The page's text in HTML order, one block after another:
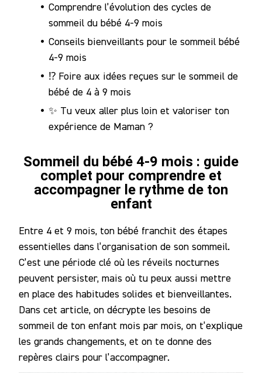
Comprendre l’évolution des cycles de
sommeil du bébé 4-9 mois
Conseils bienveillants pour le sommeil bébé
4-9 mois
⁉️ Foire aux idées reçues sur le sommeil de
bébé de 4 à 9 mois
✨ Tu veux aller plus loin et valoriser ton
expérience de Maman ?
Sommeil du bébé 4-9 mois : guide
complet pour comprendre et
accompagner le rythme de ton
enfant
Entre 4 et 9 mois, ton bébé franchit des étapes
essentielles dans l’organisation de son sommeil.
C’est une période clé où les réveils nocturnes
peuvent persister, mais où tu peux aussi mettre
en place des habitudes solides et bienveillantes.
Dans cet article, on décrypte les besoins de
sommeil de ton enfant mois par mois, on t’explique
les grands changements, et on te donne des
repères clairs pour l’accompagner.
Communauté